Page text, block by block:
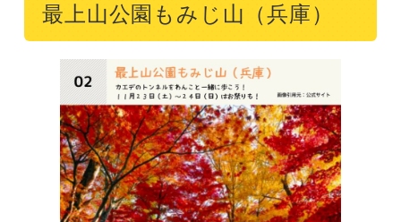
最上山公園もみじ山（兵庫）